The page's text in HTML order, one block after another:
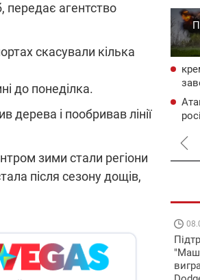
передає агентство
скасували кілька
до понеділка.
дерева і пообривав лінії
зими стали регіони
після сезону дощів,
за колишнього виконавчого
Енергоатому
зняли електронний